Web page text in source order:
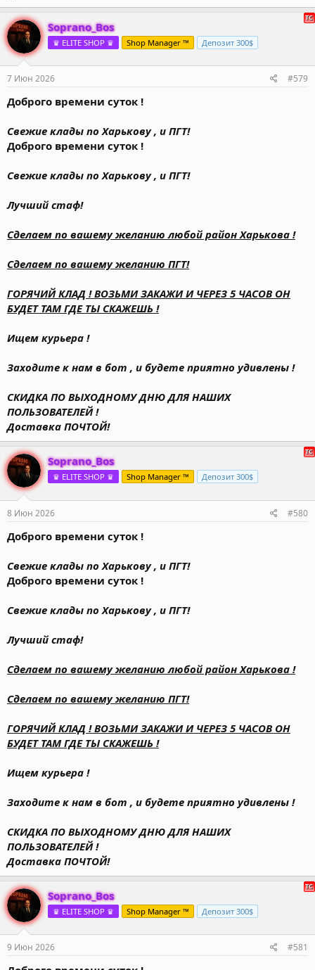
Soprano_Bos
♛ ELITE SHOP ♛ Shop Manager ™ Депозит 300$
7 Июн 2026 #579
Доброго времени суток !
Свежие клады по Харькову , и ПГТ!
Доброго времени суток !
Свежие клады по Харькову , и ПГТ!
Лучший стаф!
Сделаем по вашему желанию любой район Харькова !
Сделаем по вашему желанию ПГТ!
ГОРЯЧИЙ КЛАД ! ВОЗЬМИ ЗАКАЖИ И ЧЕРЕЗ 5 ЧАСОВ ОН
БУДЕТ ТАМ ГДЕ ТЫ СКАЖЕШЬ !
Ищем курьера !
Заходите к нам в бот , и будете приятно удивлены !
СКИДКА ПО ВЫХОДНОМУ ДНЮ ДЛЯ НАШИХ
ПОЛЬЗОВАТЕЛЕЙ !
Доставка ПОЧТОЙ!
Soprano_Bos
♛ ELITE SHOP ♛ Shop Manager ™ Депозит 300$
8 Июн 2026 #580
Доброго времени суток !
Свежие клады по Харькову , и ПГТ!
Доброго времени суток !
Свежие клады по Харькову , и ПГТ!
Лучший стаф!
Сделаем по вашему желанию любой район Харькова !
Сделаем по вашему желанию ПГТ!
ГОРЯЧИЙ КЛАД ! ВОЗЬМИ ЗАКАЖИ И ЧЕРЕЗ 5 ЧАСОВ ОН
БУДЕТ ТАМ ГДЕ ТЫ СКАЖЕШЬ !
Ищем курьера !
Заходите к нам в бот , и будете приятно удивлены !
СКИДКА ПО ВЫХОДНОМУ ДНЮ ДЛЯ НАШИХ
ПОЛЬЗОВАТЕЛЕЙ !
Доставка ПОЧТОЙ!
Soprano_Bos
♛ ELITE SHOP ♛ Shop Manager ™ Депозит 300$
9 Июн 2026 #581